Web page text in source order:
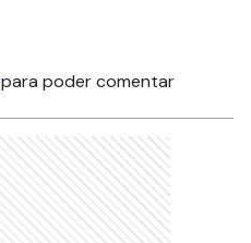
para poder comentar